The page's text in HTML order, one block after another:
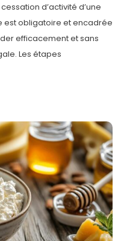
d’activité d’une
est obligatoire et encadrée
efficacement et sans
Les étapes